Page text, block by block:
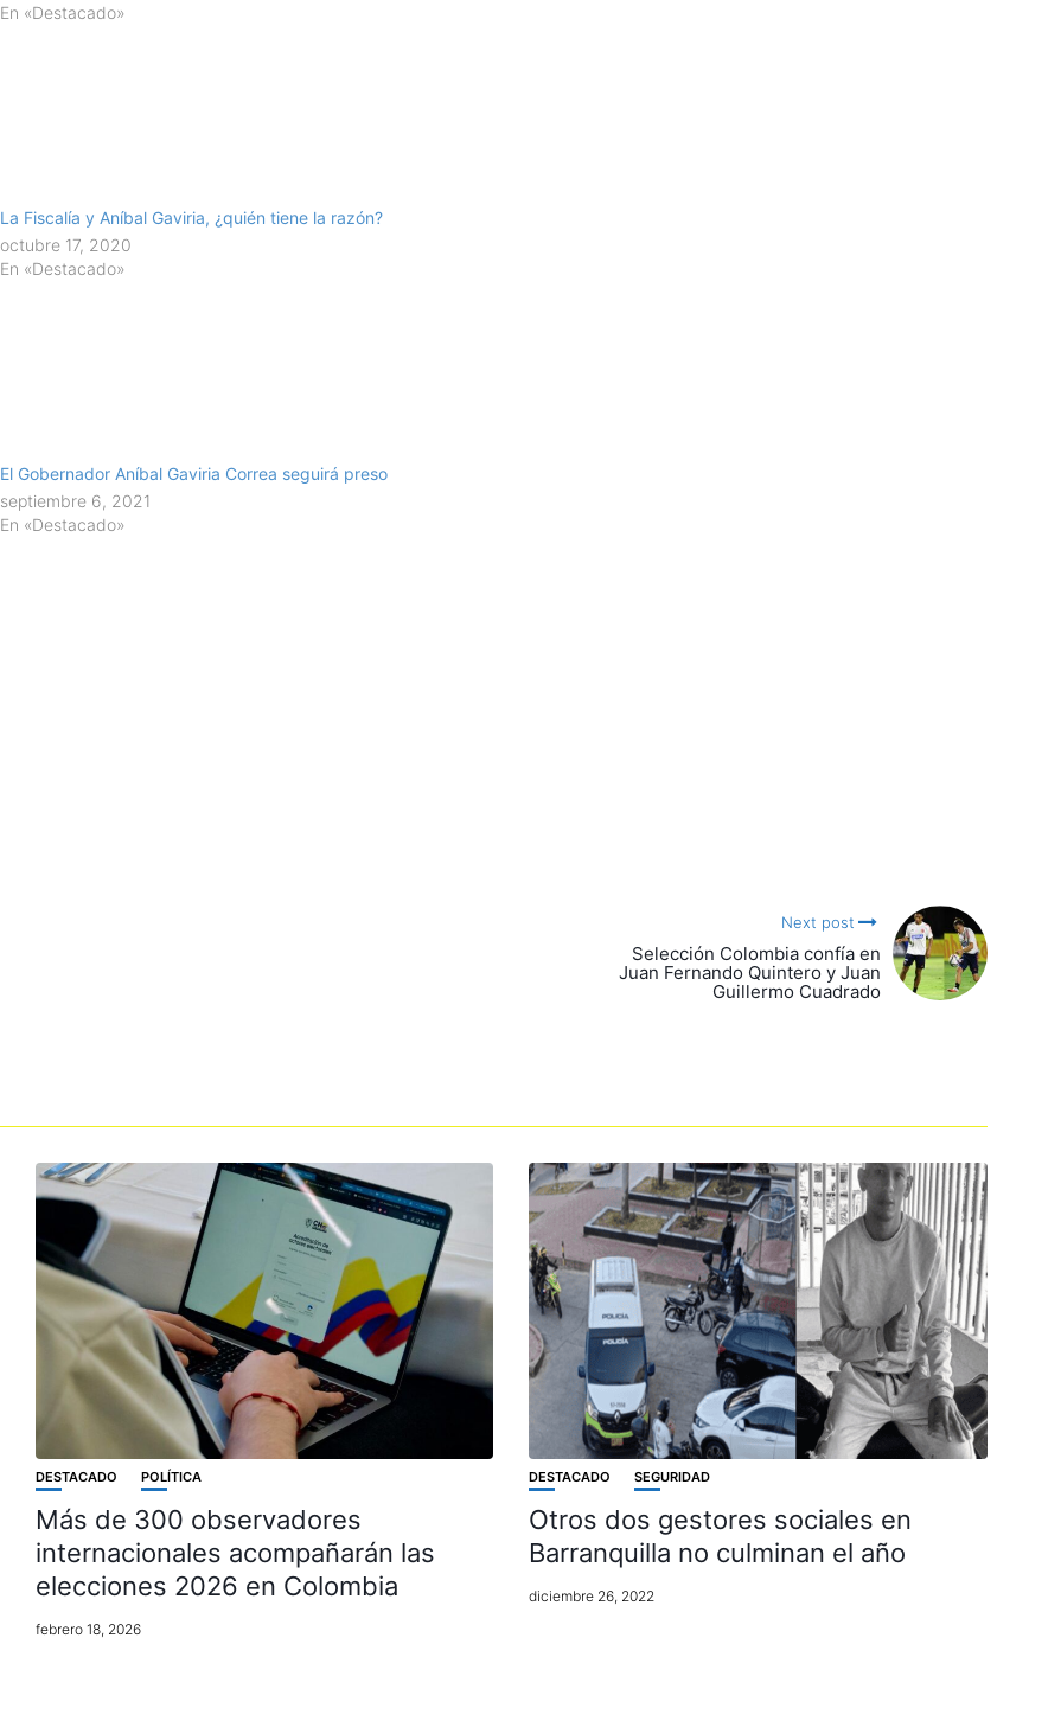
En «Destacado»
La Fiscalía y Aníbal Gaviria, ¿quién tiene la razón?
octubre 17, 2020
En «Destacado»
El Gobernador Aníbal Gaviria Correa seguirá preso
septiembre 6, 2021
En «Destacado»
Next post
Selección Colombia confía en
Juan Fernando Quintero y Juan
Guillermo Cuadrado
DESTACADO POLÍTICA
Más de 300 observadores
internacionales acompañarán las
elecciones 2026 en Colombia
febrero 18, 2026
DESTACADO SEGURIDAD
Otros dos gestores sociales en
Barranquilla no culminan el año
diciembre 26, 2022